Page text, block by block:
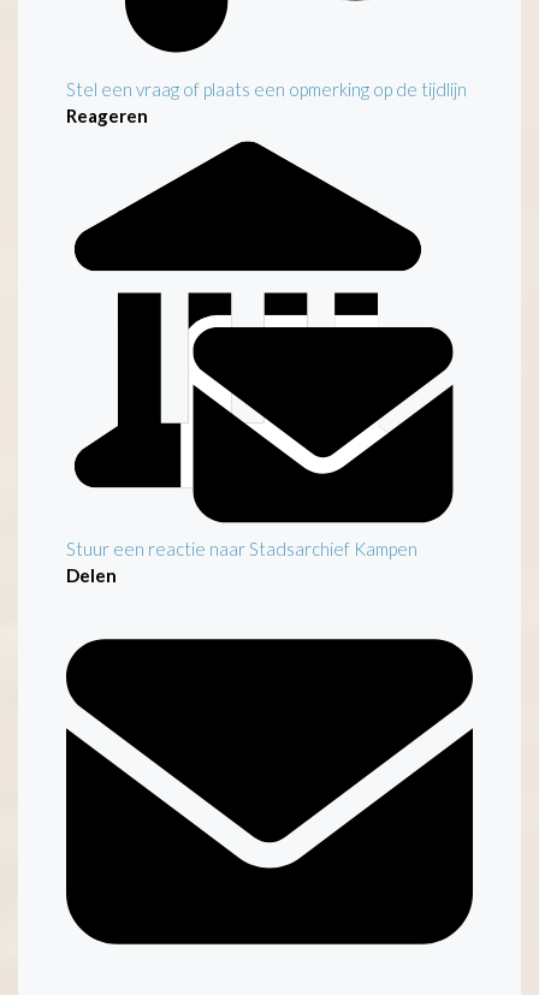
Stel een vraag of plaats een opmerking op de tijdlijn
Reageren
Stuur een reactie naar Stadsarchief Kampen
Delen